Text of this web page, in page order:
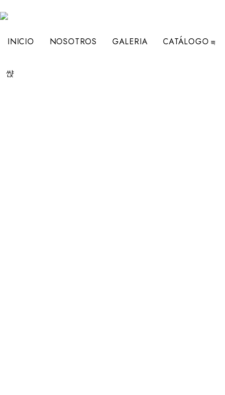
INICIO NOSOTROS GALERIA CATÁLOGO